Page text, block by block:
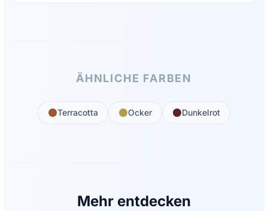
ÄHNLICHE FARBEN
Terracotta Ocker Dunkelrot
Mehr entdecken